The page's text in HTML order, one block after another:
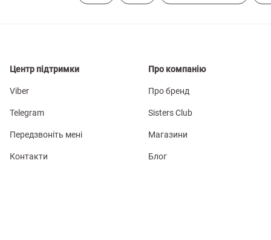
Центр підтримки
Viber
Telegram
Передзвоніть мені
Контакти
Про компанію
Про бренд
Sisters Club
Магазини
Блог